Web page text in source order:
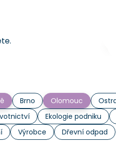
Brno Olomouc
Ekologie podniku
Výrobce Dřevní odpad